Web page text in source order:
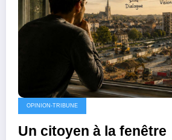
OPINION-TRIBUNE
Un citoyen à la fenêtre